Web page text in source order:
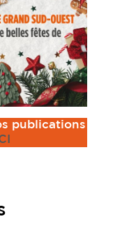
publications